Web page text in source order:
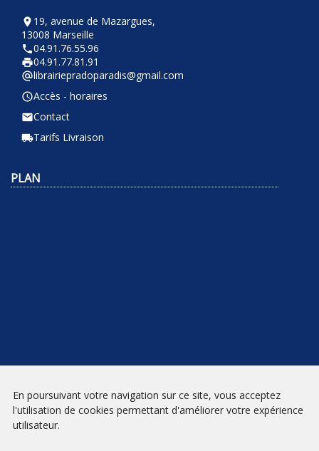
room 19, avenue de Mazargues,
13008 Marseille
phone04.91.76.55.96
local_printshop04.91.77.81.91
alternate_emaillibrairiepradoparadis@gmail.com
query_builderAccès - horaires
emailContact
local_shippingTarifs Livraison
PLAN
INSCRIPTION
En poursuivant votre navigation sur ce site, vous acceptez
l'utilisation de cookies permettant d'améliorer votre expérience
utilisateur.